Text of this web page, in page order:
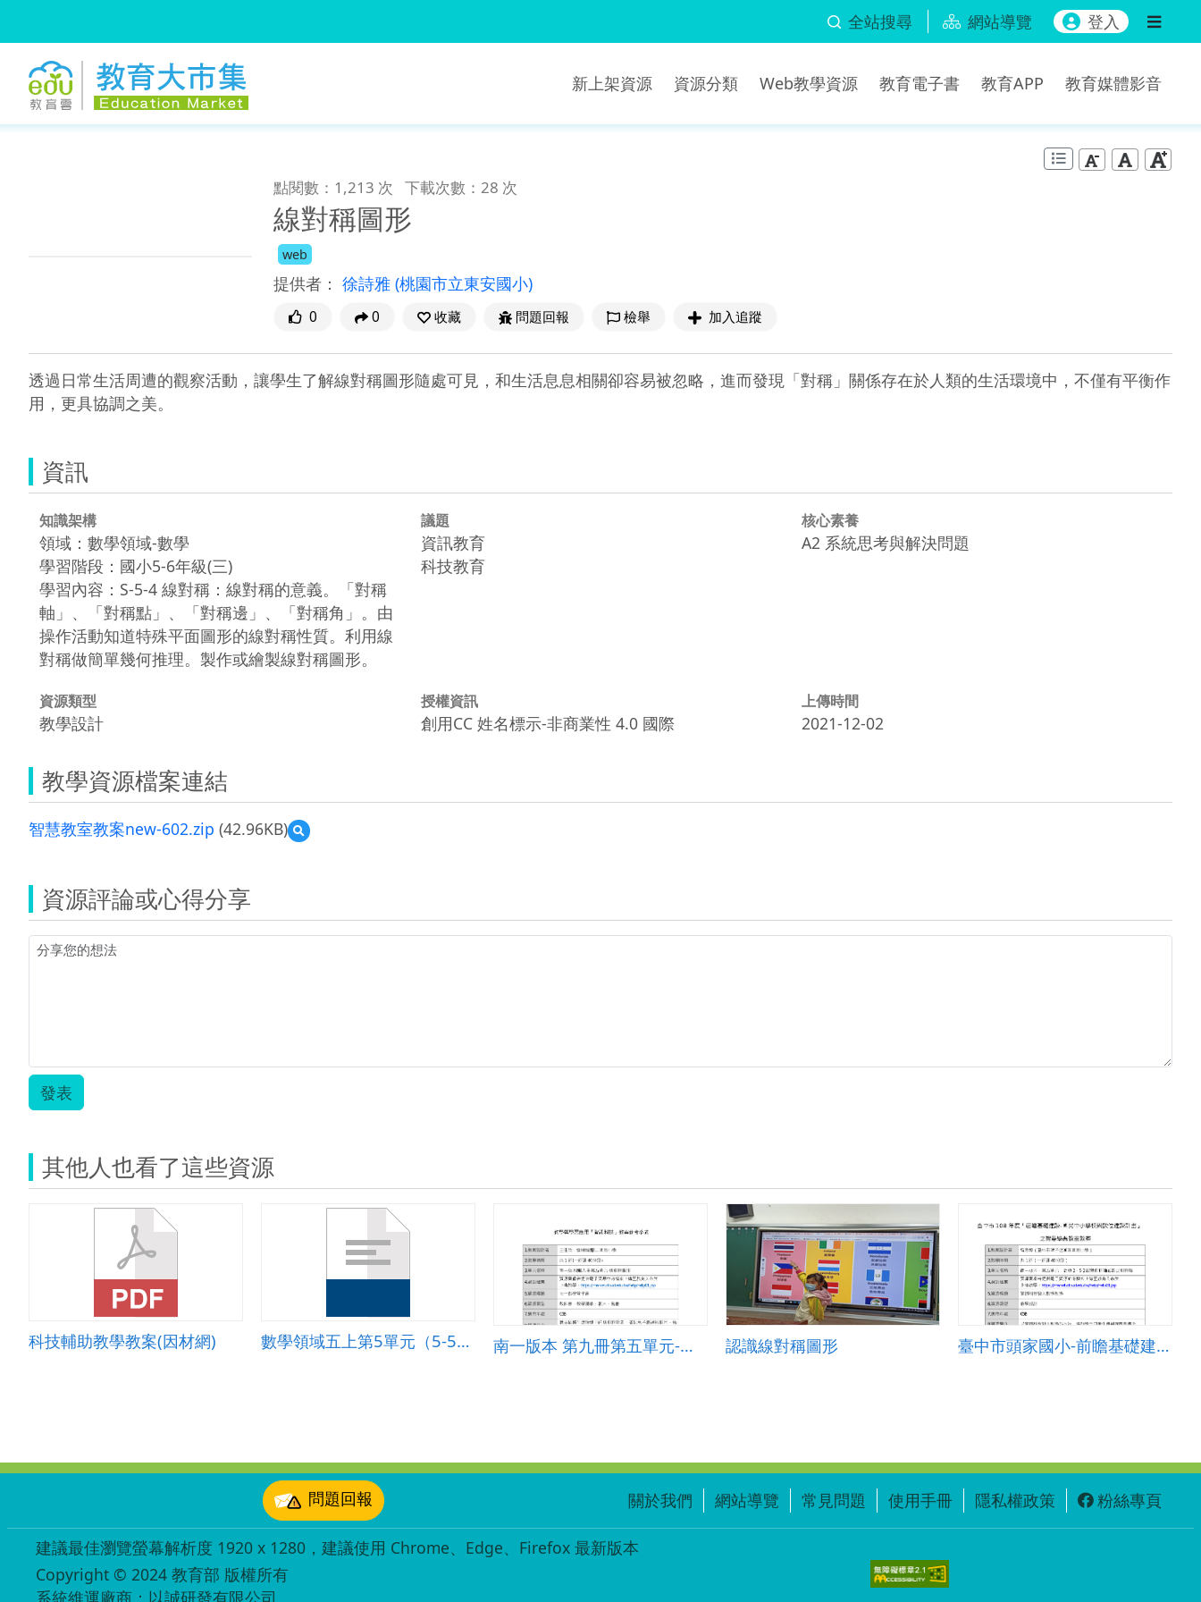
全站搜尋 網站導覽 登入
新上架資源 資源分類 Web教學資源 教育電子書 教育APP 教育媒體影音
點閱數：1,213 次 下載次數：28 次
線對稱圖形
web
提供者： 徐詩雅 (桃園市立東安國小)
0 0 收藏 問題回報 檢舉 加入追蹤
透過日常生活周遭的觀察活動，讓學生了解線對稱圖形隨處可見，和生活息息相關卻容易被忽略，進而發現「對稱」關係存在於人類的生活環境中，不僅有平衡作
用，更具協調之美。
資訊
知識架構
領域：數學領域-數學
學習階段：國小5-6年級(三)
學習內容：S-5-4 線對稱：線對稱的意義。「對稱
軸」、「對稱點」、「對稱邊」、「對稱角」。由
操作活動知道特殊平面圖形的線對稱性質。利用線
對稱做簡單幾何推理。製作或繪製線對稱圖形。
議題
資訊教育
科技教育
核心素養
A2 系統思考與解決問題
資源類型
教學設計
授權資訊
創用CC 姓名標示-非商業性 4.0 國際
上傳時間
2021-12-02
教學資源檔案連結
智慧教室教案new-602.zip (42.96KB)
預
覽
教
資源評論或心得分享
發表
其他人也看了這些資源
科技輔助教學教案(因材網) 數學領域五上第5單元（5-5）教案 南一版本 第九冊第五單元-線對稱圖形 認識線對稱圖形 臺中市頭家國小-前瞻基礎建設-強化數位教學暨學習資訊應用環境--教學與學習應用「資訊科技」-線對稱圖形教案設計
問題回報 關於我們 網站導覽 常見問題 使用手冊 隱私權政策 粉絲專頁
建議最佳瀏覽螢幕解析度 1920 x 1280，建議使用 Chrome、Edge、Firefox 最新版本
Copyright © 2024 教育部 版權所有
系統維運廠商：以誠研發有限公司